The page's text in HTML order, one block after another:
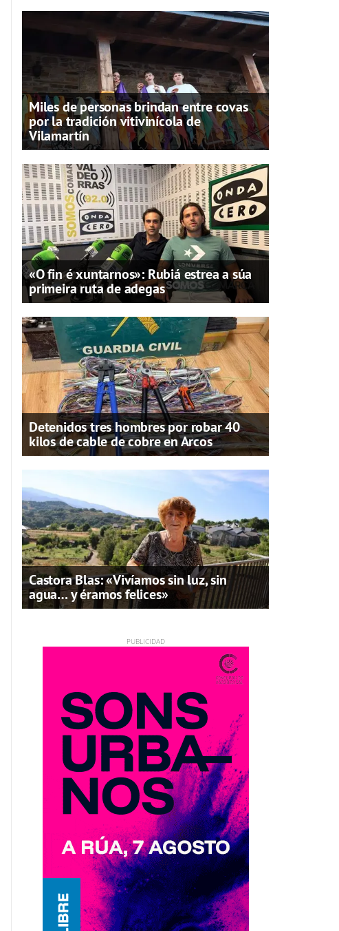
Miles de personas brindan entre covas
por la tradición vitivinícola de
Vilamartín
«O fin é xuntarnos»: Rubiá estrea a súa
primeira ruta de adegas
Detenidos tres hombres por robar 40
kilos de cable de cobre en Arcos
Castora Blas: «Vivíamos sin luz, sin
agua… y éramos felices»